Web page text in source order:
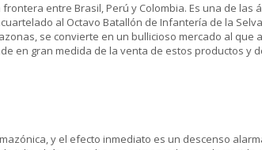
entre Brasil, Perú y Colombia. Es una de las
al Octavo Batallón de Infantería de la
se convierte en un bullicioso mercado al que
en gran medida de la venta de estos productos y
y el efecto inmediato es un descenso